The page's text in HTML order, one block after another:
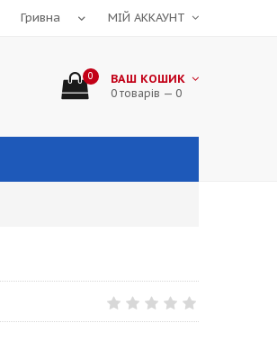
МІЙ АККАУНТ
0 ВАШ КОШИК
0 товарів — 0